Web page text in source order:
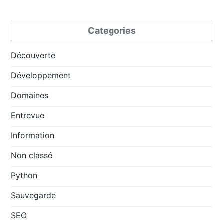
Categories
Découverte
Développement
Domaines
Entrevue
Information
Non classé
Python
Sauvegarde
SEO